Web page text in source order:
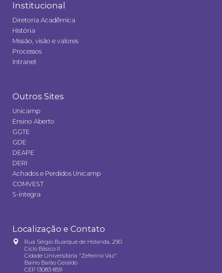
Institucional
Diretoria Acadêmica
História
Missão, visão e valores
Processos
Intranet
Outros Sites
Unicamp
Ensino Aberto
GGTE
GDE
DEAPE
DERI
Achados e Perdidos Unicamp
COMVEST
S-integra
Localização e Contato
Rua Sérgio Buarque de Holanda, 290
Ciclo Básico II
Cidade Universitária "Zeferino Vaz"
Bairro Barão Geraldo
CEP 13083-859